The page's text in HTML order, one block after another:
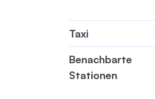
Taxi
Benachbarte
Stationen